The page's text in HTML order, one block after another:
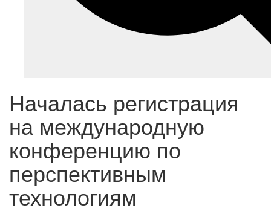
Началась регистрация
на международную
конференцию по
перспективным
технологиям